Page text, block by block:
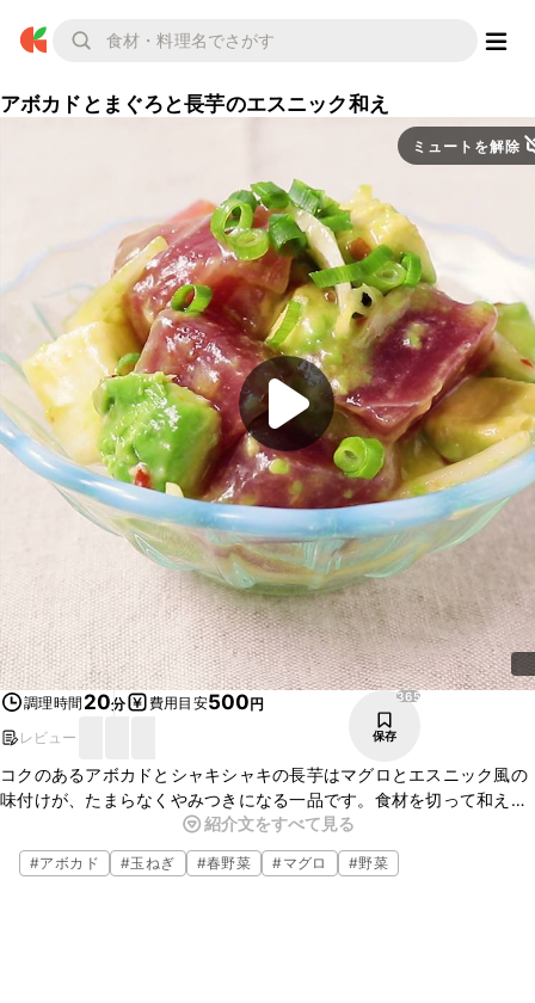
アボカドとまぐろと長芋のエスニック和え
ミュートを解除
調理時間 20分 費用目安500円
レビュー
365
保存
コクのあるアボカドとシャキシャキの長芋はマグロとエスニック風の
味付けが、たまらなくやみつきになる一品です。食材を切って和える
だけなので時間のない日にも簡単に作れます。食卓にもう一品欲しい
時などにも作ってみてはいかがでしょうか。
紹介文をすべて見る
#アボカド #玉ねぎ #春野菜 #マグロ #野菜